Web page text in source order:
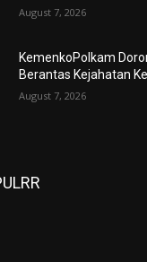
August 7, 2026
KemenkoPolkam
Berantas Kejahatan
August 7, 2026